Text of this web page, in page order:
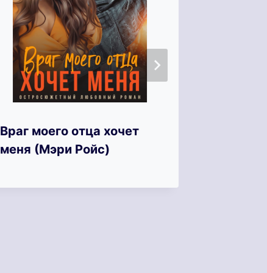
Враг моего отца хочет
меня (Мэри Ройс)